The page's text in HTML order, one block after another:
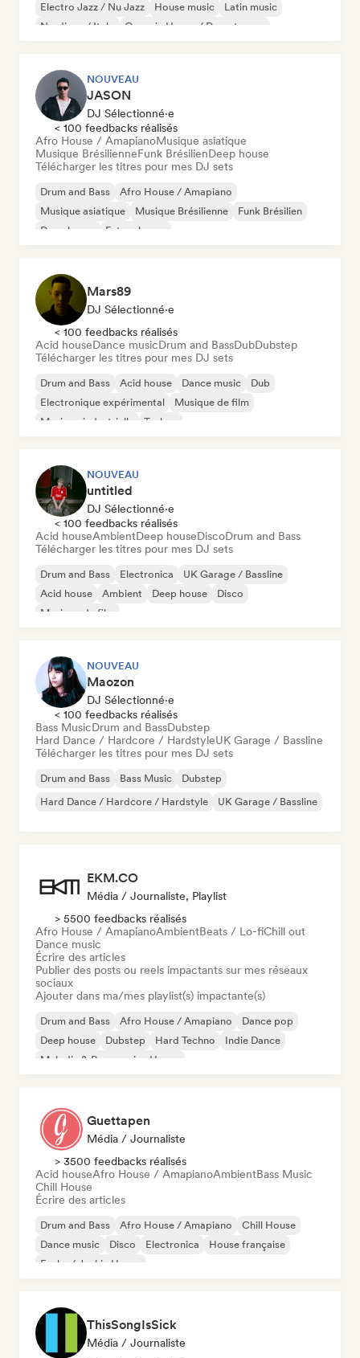
Electro Jazz / Nu Jazz House music
Latin music
Nu-disco / Italo
Organic House / Downtempo
NOUVEAU
JASON
DJ Sélectionné·e
< 100 feedbacks réalisés
Afro House / AmapianoMusique asiatique
Musique BrésilienneFunk BrésilienDeep house
Télécharger les titres pour mes DJ sets
Drum and Bass
Afro House / Amapiano
Musique asiatique
Musique Brésilienne
Funk Brésilien
Deep house
Future house
Mars89
DJ Sélectionné·e
< 100 feedbacks réalisés
Acid houseDance musicDrum and BassDubDubstep
Télécharger les titres pour mes DJ sets
Drum and Bass Acid house Dance music
Dub
Electronique expérimental
Musique de film
Musique industrielle
Techno
NOUVEAU
untitled
DJ Sélectionné·e
< 100 feedbacks réalisés
Acid houseAmbientDeep houseDiscoDrum and Bass
Télécharger les titres pour mes DJ sets
Drum and Bass Electronica
UK Garage / Bassline
Acid house
Ambient Deep house
Disco
Musique de film
NOUVEAU
Maozon
DJ Sélectionné·e
< 100 feedbacks réalisés
Bass MusicDrum and BassDubstep
Hard Dance / Hardcore / HardstyleUK Garage / Bassline
Télécharger les titres pour mes DJ sets
Drum and Bass Bass Music
Dubstep
Hard Dance / Hardcore / Hardstyle
UK Garage / Bassline
EKM.CO
Média / Journaliste, Playlist
> 5500 feedbacks réalisés
Afro House / AmapianoAmbientBeats / Lo-fiChill out
Dance music
Écrire des articles
Publier des posts ou reels impactants sur mes réseaux
sociaux
Ajouter dans ma/mes playlist(s) impactante(s)
Drum and Bass Afro House / Amapiano
Dance pop
Deep house
Dubstep Hard Techno
Indie Dance
Melodic & Progressive House
Guettapen
Média / Journaliste
> 3500 feedbacks réalisés
Acid houseAfro House / AmapianoAmbientBass Music
Chill House
Écrire des articles
Drum and Bass Afro House / Amapiano
Chill House
Dance music
Disco Electronica
House française
Funky / Jackin House
ThisSongIsSick
Média / Journaliste